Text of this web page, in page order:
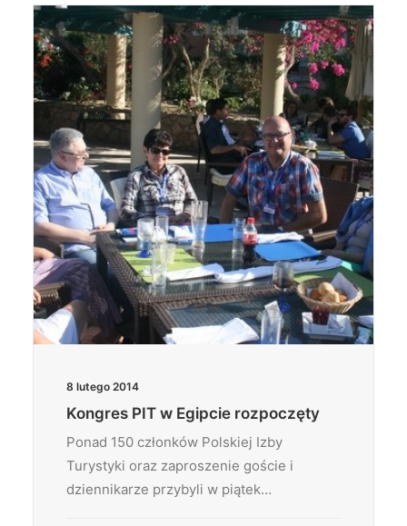
8 lutego 2014
Kongres PIT w Egipcie rozpoczęty
Ponad 150 członków Polskiej Izby
Turystyki oraz zaproszenie goście i
dziennikarze przybyli w piątek…